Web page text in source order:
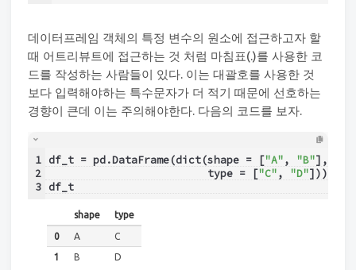
데이터프레임 객체의 특정 변수의 원소에 접근하고자 할
때 어트리뷰트에 접근하는 것 처럼 마침표(.)를 사용한 코
드를 작성하는 사람들이 있다. 이는 대괄호를 사용한 것
보다 입력해야하는 특수문자가 더 적기 때문에 선호하는
경향이 큰데 이는 주의해야한다. 다음의 코드를 보자.
1
2
3
df_t = pd.DataFrame(dict(shape = ["A", "B"],
                         type = [
"C", "D"]))
df_t
shape type
0 A
C
1
B D